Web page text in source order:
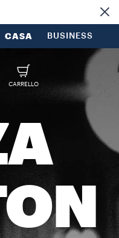
CASA BUSINESS
CARRELLO